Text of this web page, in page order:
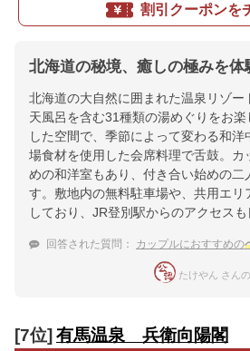
割引クーポンを
北海道の秘境、癒しの極みを体
北海道の大自然に囲まれた温泉リゾー
天風呂を含む31種類の湯めぐりをお楽
した空間で、季節によって変わる和
場食材を使用した会席料理で舌鼓。カ
めの和洋室もあり、付き合い始めの二
す。敷地内の無料駐車場や、共用エリ
しており、JR登別駅からのアクセスも
回答された質問： カップルにおすすめの
たけやん さん
[7位] 有馬温泉 兵衛向陽閣